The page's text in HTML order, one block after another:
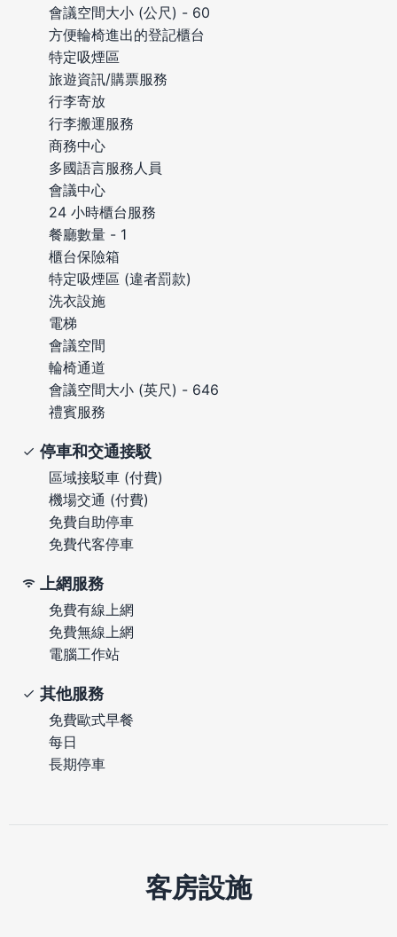
會議空間大小 (公尺) - 60
方便輪椅進出的登記櫃台
特定吸煙區
旅遊資訊/購票服務
行李寄放
行李搬運服務
商務中心
多國語言服務人員
會議中心
24 小時櫃台服務
餐廳數量 - 1
櫃台保險箱
特定吸煙區 (違者罰款)
洗衣設施
電梯
會議空間
輪椅通道
會議空間大小 (英尺) - 646
禮賓服務
停車和交通接駁
區域接駁車 (付費)
機場交通 (付費)
免費自助停車
免費代客停車
上網服務
免費有線上網
免費無線上網
電腦工作站
其他服務
免費歐式早餐
每日
長期停車
客房設施